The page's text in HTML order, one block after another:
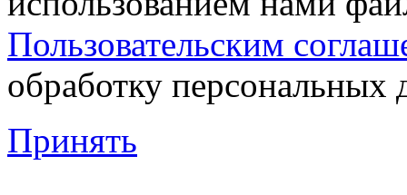
Пользовательским
обработку персональных
Принять